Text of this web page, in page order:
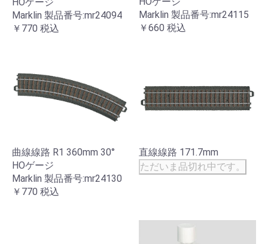
Marklin 製品番号:mr24094
￥770 税込
Marklin 製品番号:mr24115
￥660 税込
曲線線路 R1 360mm 30°
HOゲージ
Marklin 製品番号:mr24130
￥770 税込
直線線路 171.7mm
ただいま品切れ中です。